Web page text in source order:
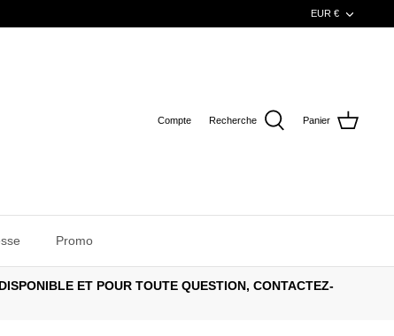
DEVISE
EUR €
Compte Recherche Panier
Promo
ET POUR TOUTE QUESTION, CONTACTEZ-